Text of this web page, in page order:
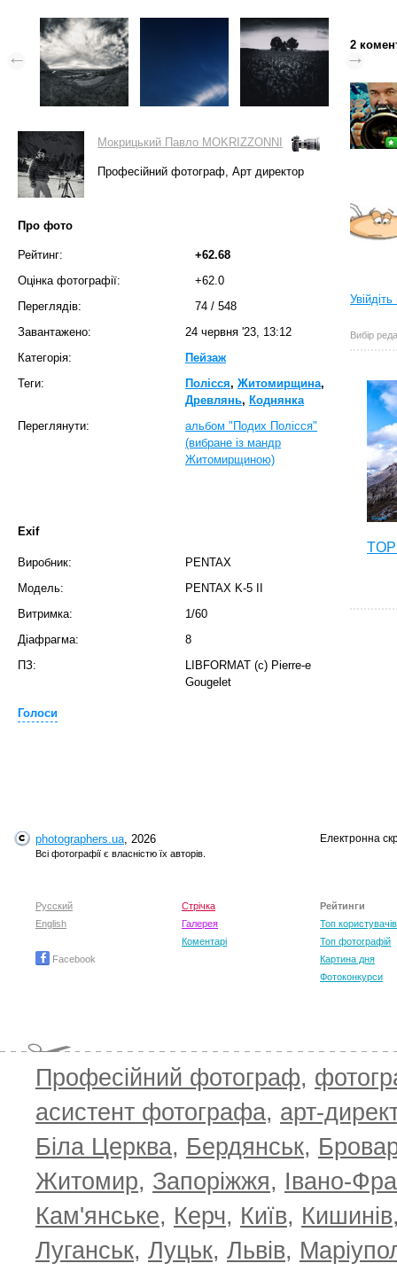
Мокрицький Павло MOKRIZZONNI
Професійний фотограф, Арт директор
Про фото
Рейтинг:
+62.68
Оцінка фотографії:
+62.0
Переглядів:
74 / 548
Завантажено:
24 червня '23, 13:12
Категорія:
Пейзаж
Теги:
Полісся, Житомирщина,
Древлянь, Коднянка
Переглянути:
альбом "Подих Полісся"
(вибране із мандр
Житомирщиною)
Exif
Виробник:
PENTAX
Модель:
PENTAX K-5 II
Витримка:
1/60
Діафрагма:
8
ПЗ:
LIBFORMAT (c) Pierre-e
Gougelet
Голоси
2
Вибір
photographers.ua, 2026
Всі фотографії є власністю їх авторів.
Електронна
Русский
English
Facebook
Стрічка
Галерея
Коментарі
Рейтинги
Топ користувачів
Топ фотографій
Картина дня
Фотоконкурси
Професійний фотограф,
асистент фотографа, арт-
Біла Церква, Бердянськ,
Житомир, Запоріжжя, Івано-
Кам'янське, Керч, Київ, Кишинів
Луганськ, Луцьк, Львів,